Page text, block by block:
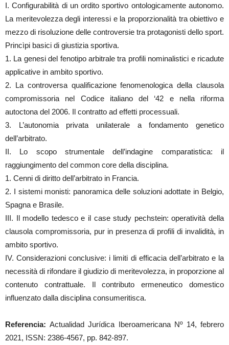
I. Configurabilità di un ordito sportivo ontologicamente autonomo.
La meritevolezza degli interessi e la proporzionalità tra obiettivo e
mezzo di risoluzione delle controversie tra protagonisti dello sport.
Princìpi basici di giustizia sportiva.
1. La genesi del fenotipo arbitrale tra profili nominalistici e ricadute
applicative in ambito sportivo.
2. La controversa qualificazione fenomenologica della clausola
compromissoria nel Codice italiano del ‘42 e nella riforma
autoctona del 2006. Il contratto ad effetti processuali.
3. L’autonomia privata unilaterale a fondamento genetico
dell’arbitrato.
II. Lo scopo strumentale dell’indagine comparatistica: il
raggiungimento del common core della disciplina.
1. Cenni di diritto dell’arbitrato in Francia.
2. I sistemi monisti: panoramica delle soluzioni adottate in Belgio,
Spagna e Brasile.
III. Il modello tedesco e il case study pechstein: operatività della
clausola compromissoria, pur in presenza di profili di invalidità, in
ambito sportivo.
IV. Considerazioni conclusive: i limiti di efficacia dell’arbitrato e la
necessità di rifondare il giudizio di meritevolezza, in proporzione al
contenuto contrattuale. Il contributo ermeneutico domestico
influenzato dalla disciplina consumeritisca.
Referencia: Actualidad Jurídica Iberoamericana Nº 14, febrero
2021, ISSN: 2386-4567, pp. 842-897.